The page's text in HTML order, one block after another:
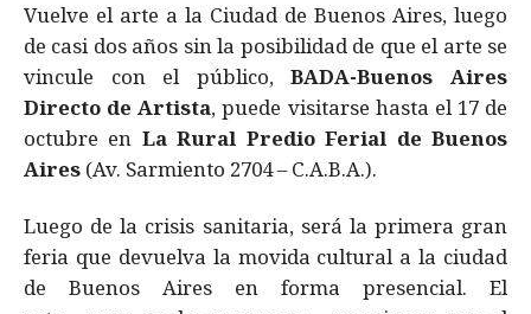
Vuelve el arte a la Ciudad de Buenos Aires, luego
de casi dos años sin la posibilidad de que el arte se
vincule con el público,BADA-Buenos Aires
Directo de Artista, puede visitarse hasta el 17 de
octubre en La Rural Predio Ferial de Buenos
Aires (Av. Sarmiento 2704 – C.A.B.A.).
Luego de la crisis sanitaria, será la primera gran
feria que devuelva la movida cultural a la ciudad
de Buenos Aires en forma presencial. El